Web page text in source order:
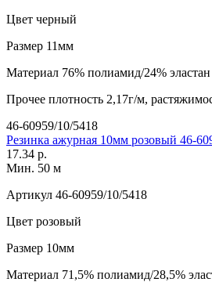
Цвет черный
Размер 11мм
Материал 76% полиамид/24% эластан
Прочее плотность 2,17г/м,
46-60959/10/5418
Резинка ажурная 10мм розовый 46-
17.34 р.
Мин. 50 м
Артикул 46-60959/10/5418
Цвет розовый
Размер 10мм
Материал 71,5% полиамид/28,5%